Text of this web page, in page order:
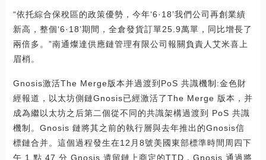
“依托綜合保稅區的政策優勢，今年‘6·18’我們公司再創業績
新高，整個‘6·18’期間，全倉發貨訂單25.9萬單，同比增長了
兩倍多。”南通燦達供應鏈管理有限公司報關負責人艾米喜上
眉梢。
Gnosis激活The Merge版本并過渡到PoS 共識機制:金色財
經報道，以太坊側鏈Gnosis已經激活了The Merge 版本，并
成為繼以太坊之后第二個從不同的共識架構過渡到 PoS 共識
機制。Gnosis 鏈將其之前的執行層與去年推出的Gnosis信
標鏈合并。這個過程發生在12月8號美國東部標準時間周四下
午 1 點 47 分 Gnosis 遺留鏈上商定的TTD，Gnosis 通過將